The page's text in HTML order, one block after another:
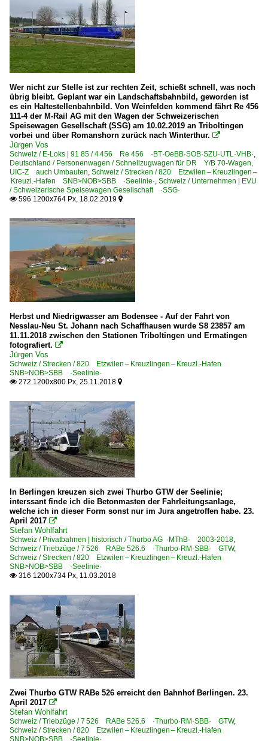
Wer nicht zur Stelle ist zur rechten Zeit, schießt schnell, was noch
übrig bleibt. Geplant war ein Landschaftsbahnbild, geworden ist
es ein Haltestellenbahnbild. Von Weinfelden kommend fährt Re 456
111-4 der M-Rail AG mit den Wagen der Schweizerischen
Speisewagen Gesellschaft (SSG) am 10.02.2019 an Triboltingen
vorbei und über Romanshorn zurück nach Winterthur. 
Jürgen Vos
Schweiz / E-Loks | 91 85 / 4 456 Re 456 ·BT·OeBB·SOB·SZU·UTL·VHB·,
Deutschland / Personenwagen / Schnellzugwagen für DR Y/B 70-Wagen,
UIC-Z auch Umbauten, Schweiz / Strecken / 820 Etzwilen – Kreuzlingen –
Kreuzl.-Hafen SNB>NOB>SBB ·Seelinie·, Schweiz / Unternehmen | EVU
/ Schweizerische Speisewagen Gesellschaft ·SSG·
 596 1200x764 Px, 18.02.2019 
Herbst und Niedrigwasser am Bodensee - Auf der Fahrt von
Nesslau-Neu St. Johann nach Schaffhausen wurde S8 23857 am
11.11.2018 zwischen den Stationen Triboltingen und Ermatingen
fotografiert. 
Jürgen Vos
Schweiz / Strecken / 820 Etzwilen – Kreuzlingen – Kreuzl.-Hafen
SNB>NOB>SBB ·Seelinie·
 272 1200x800 Px, 25.11.2018 
In Berlingen kreuzen sich zwei Thurbo GTW der Seelinie;
interssant finde ich die Betonmasten der Fahrleitungsanlage,
welche ich in dieser Form sonst nur im Jura angetroffen habe. 23.
April 2017 
Stefan Wohlfahrt
Schweiz / Privatbahnen | historisch / Thurbo AG ·MThB· 2003-2018,
Schweiz / Triebzüge / 7 526 RABe 526.6 ·Thurbo·RM·SBB· GTW,
Schweiz / Strecken / 820 Etzwilen – Kreuzlingen – Kreuzl.-Hafen
SNB>NOB>SBB ·Seelinie·
 316 1200x734 Px, 11.03.2018
Zwei Thurbo GTW RABe 526 erreicht den Bahnhof Berlingen. 23.
April 2017 
Stefan Wohlfahrt
Schweiz / Triebzüge / 7 526 RABe 526.6 ·Thurbo·RM·SBB· GTW,
Schweiz / Strecken / 820 Etzwilen – Kreuzlingen – Kreuzl.-Hafen
SNB>NOB>SBB ·Seelinie·